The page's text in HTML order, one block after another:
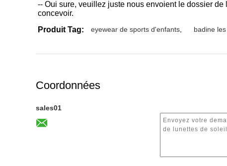
-- Oui sure, veuillez juste nous envoient le dossier
concevoir.
Produit Tag:
eyewear de sports d'enfants, badine
Coordonnées
sales01